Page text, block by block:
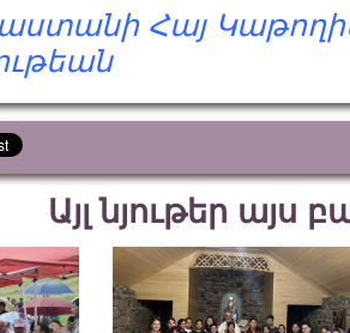
Հայ
Այլ նյութեր այս